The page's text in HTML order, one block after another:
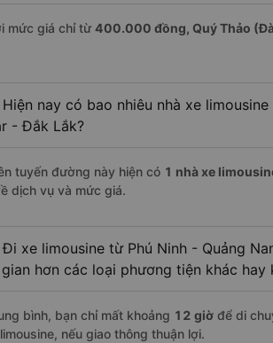
mức giá chỉ từ400.000 đồng, Quý Thảo
Hiện nay có bao nhiêu nhà xe
- Đắk Lắk?
tuyến đường này hiện có 1 nhà xe
dịch vụ và mức giá.
Đi xe limousine từ Phú Ninh - Quảng
hơn các loại phương tiện khác hay
bình, bạn chỉ mất khoảng 12 giờ để di
nếu giao thông thuận lợi.